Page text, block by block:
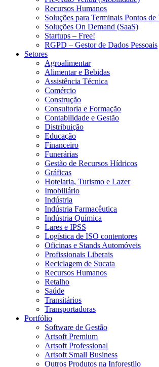
Recursos Humanos
Soluções para Terminais Pontos de
Soluções On Demand (SaaS)
Startups – Free!
RGPD – Gestor de Dados Pessoais
Setores
Agroalimentar
Alimentar e Bebidas
Assistência Técnica
Comércio
Construção
Consultoria e Formação
Contabilidade e Gestão
Distribuição
Educação
Financeiro
Funerárias
Gestão de Recursos Hídricos
Gráficas
Hotelaria, Turismo e Lazer
Imobiliário
Indústria
Indústria Farmacêutica
Indústria Química
Lares e IPSS
Logística de ISO contentores
Oficinas e Stands Automóveis
Profissionais Liberais
Reciclagem de Sucata
Recursos Humanos
Retalho
Saúde
Transitários
Transportadoras
Portfólio
Software de Gestão
Artsoft Premium
Artsoft Professional
Artsoft Small Business
Outros Produtos na Inforestilo